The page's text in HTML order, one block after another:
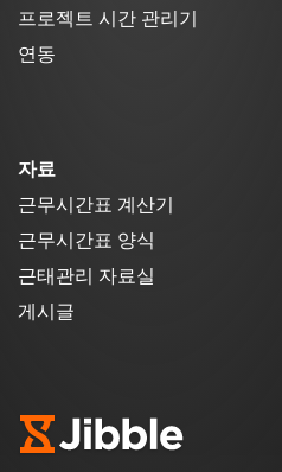
프로젝트 시간 관리기
연동
자료
근무시간표 계산기
근무시간표 양식
근태관리 자료실
게시글